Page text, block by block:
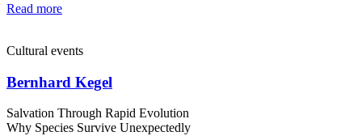
Read more
Cultural events
Bernhard Kegel
Salvation Through Rapid Evolution
Why Species Survive Unexpectedly